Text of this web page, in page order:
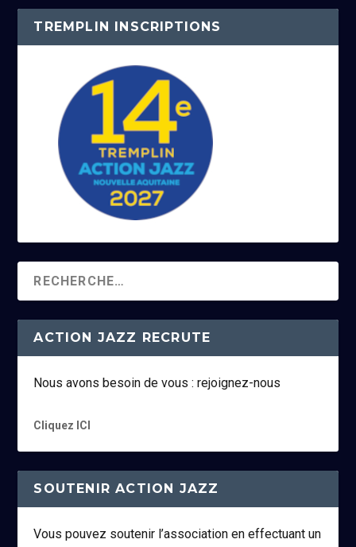
TREMPLIN INSCRIPTIONS
ACTION JAZZ RECRUTE
Nous avons besoin de vous : rejoignez-nous
Cliquez ICI
SOUTENIR ACTION JAZZ
Vous pouvez soutenir l’association en effectuant un